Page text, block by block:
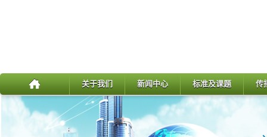
关于我们 新闻中心 标准及课题 传